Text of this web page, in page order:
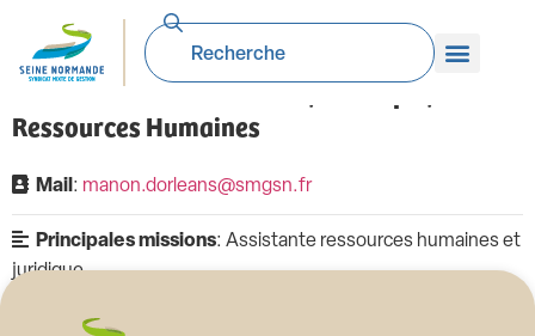
Manon DORLEANS
Assistante Administrative, Juridique,
Ressources Humaines
Mail : manon.dorleans@smgsn.fr
Principales missions: Assistante ressources humaines et
juridique